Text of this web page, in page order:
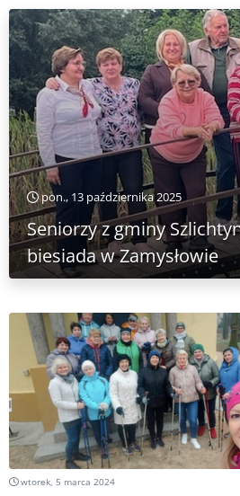
pon., 13 października 2025
Seniorzy z gminy
biesiada w Zamysłowie
wtorek, 5 marca 2024